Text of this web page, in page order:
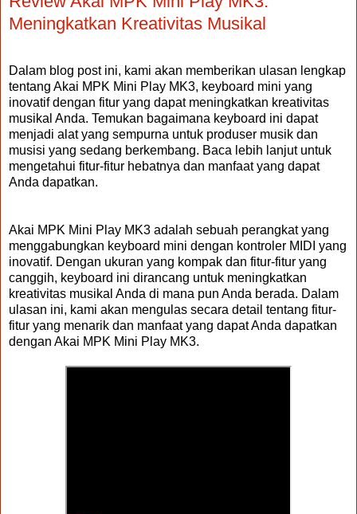
Meningkatkan Kreativitas Musikal
Dalam blog post ini, kami akan memberikan ulasan lengkap
tentang Akai MPK Mini Play MK3, keyboard mini yang
inovatif dengan fitur yang dapat meningkatkan kreativitas
musikal Anda. Temukan bagaimana keyboard ini dapat
menjadi alat yang sempurna untuk produser musik dan
musisi yang sedang berkembang. Baca lebih lanjut untuk
mengetahui fitur-fitur hebatnya dan manfaat yang dapat
Anda dapatkan.
Akai MPK Mini Play MK3 adalah sebuah perangkat yang
menggabungkan keyboard mini dengan kontroler MIDI yang
inovatif. Dengan ukuran yang kompak dan fitur-fitur yang
canggih, keyboard ini dirancang untuk meningkatkan
kreativitas musikal Anda di mana pun Anda berada. Dalam
ulasan ini, kami akan mengulas secara detail tentang fitur-
fitur yang menarik dan manfaat yang dapat Anda dapatkan
dengan Akai MPK Mini Play MK3.